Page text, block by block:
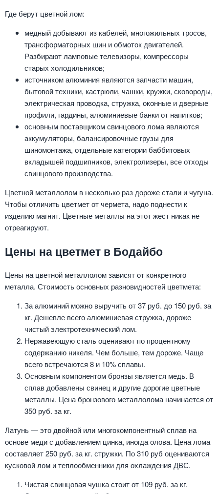
Где берут цветной лом:
медный добывают из кабелей, многожильных тросов,
трансформаторных шин и обмоток двигателей.
Разбирают ламповые телевизоры, компрессоры
старых холодильников;
источником алюминия являются запчасти машин,
бытовой техники, кастрюли, чашки, кружки, сковороды,
электрическая проводка, стружка, оконные и дверные
профили, гардины, алюминиевые банки от напитков;
основным поставщиком свинцового лома являются
аккумуляторы, балансировочные грузы для
шиномонтажа, отдельные категории баббитовых
вкладышей подшипников, электролизеры, все отходы
свинцового производства.
Цветной металлолом в несколько раз дороже стали и чугуна.
Чтобы отличить цветмет от чермета, надо поднести к
изделию магнит. Цветные металлы на этот жест никак не
отреагируют.
Цены на цветмет в Бодайбо
Цены на цветной металлолом зависят от конкретного
металла. Стоимость основных разновидностей цветмета:
За алюминий можно выручить от 37 руб. до 150 руб. за
кг. Дешевле всего алюминиевая стружка, дороже
чистый электротехнический лом.
Нержавеющую сталь оценивают по процентному
содержанию никеля. Чем больше, тем дороже. Чаще
всего встречаются 8 и 10% сплавы.
Основным компонентом бронзы является медь. В
сплав добавлены свинец и другие дорогие цветные
металлы. Цена бронзового металлолома начинается от
350 руб. за кг.
Латунь — это двойной или многокомпонентный сплав на
основе меди с добавлением цинка, иногда олова. Цена лома
составляет 250 руб. за кг. стружки. По 310 руб оцениваются
кусковой лом и теплообменники для охлаждения ДВС.
Чистая свинцовая чушка стоит от 109 руб. за кг.